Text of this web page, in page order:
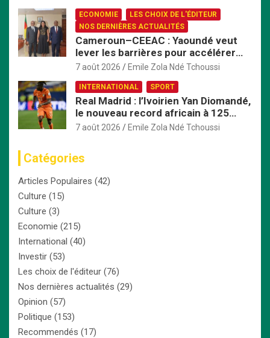
ECONOMIE
LES CHOIX DE L'ÉDITEUR
NOS DERNIÈRES ACTUALITÉS
Cameroun–CEEAC : Yaoundé veut
lever les barrières pour accélérer
l’intégration économique
7 août 2026 Emile Zola Ndé Tchoussi
INTERNATIONAL SPORT
Real Madrid : l’Ivoirien Yan Diomandé,
le nouveau record africain à 125
millions d’euros
7 août 2026 Emile Zola Ndé Tchoussi
Catégories
Articles Populaires (42)
Culture (15)
Culture (3)
Economie (215)
International (40)
Investir (53)
Les choix de l'éditeur (76)
Nos dernières actualités (29)
Opinion (57)
Politique (153)
Recommendés (17)